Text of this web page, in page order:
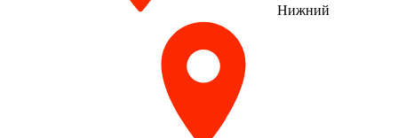
Нижний